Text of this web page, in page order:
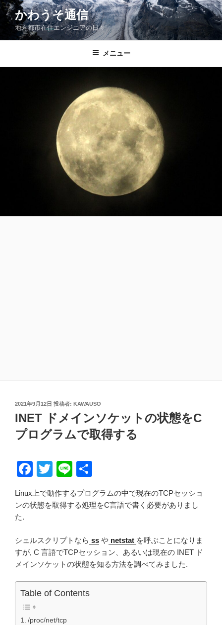
コ
ン
ン
かわうそ通信
地方都市在住エンジニアの日々
メニュー
投
日:
2021年9月12日 投稿者: KAWAUSO
INET ドメインソケットの状態をC
プログラムで取得する
F
a
c
o
o
k
T
tt
Li
e
Linux上で動作するプログラムの中で現在のTCPセッショ
ンの状態を取得する処理をC言語で書く必要がありまし
た.
シェルスクリプトなら ss や netstat を呼ぶことになりま
すが, C 言語でTCPセッション、あるいは現在の INET ド
メインソケットの状態を知る方法を調べてみました.
Table of Contents
/proc/net/tcp